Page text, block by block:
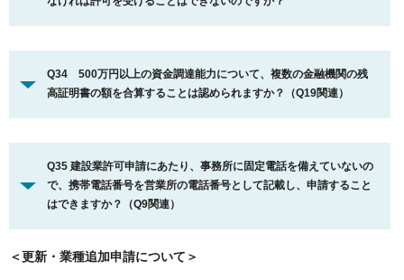
Q34 500万円以上の資金調達能力について、複数の金融機関の残
高証明書の額を合算することは認められますか？（Q19関連）
Q35 建設業許可申請にあたり、事務所に固定電話を備えていないの
で、携帯電話番号を営業所の電話番号として記載し、申請すること
はできますか？（Q9関連）
＜更新・業種追加申請について＞